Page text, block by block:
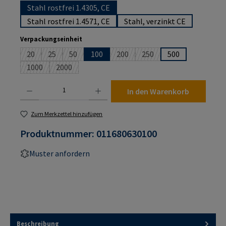
Stahl rostfrei 1.4305, CE
Stahl rostfrei 1.4571, CE
Stahl, verzinkt CE
Verpackungseinheit
20(Diese Option ist zurzeit nicht verfügbar.)
25(Diese Option ist zurzeit nicht verfügbar.)
50(Diese Option ist zurzeit nicht verfügbar.)
100 200(Diese Option ist zurzeit nicht
250(Diese Option ist zurzeit
500
1000(Diese Option ist zurzeit nicht verfügbar.)
2000(Diese Option ist zurzeit nicht verfügbar.)
In den Warenkorb
Zum Merkzettel hinzufügen
Produktnummer: 011680630100
Muster anfordern
Beschreibung